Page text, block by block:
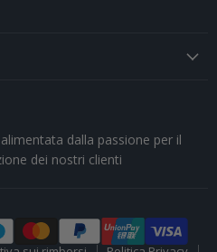
dalla passione per il
dei nostri clienti